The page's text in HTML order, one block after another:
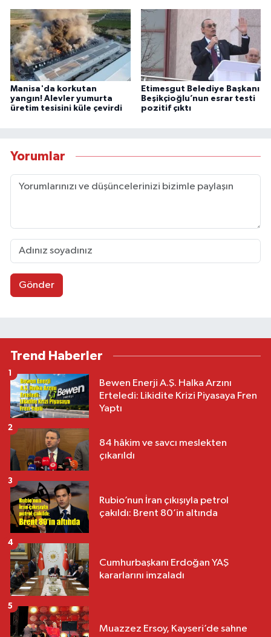
Manisa'da korkutan
yangın! Alevler yumurta
üretim tesisini küle çevirdi
Etimesgut Belediye Başkanı
Beşikçioğlu’nun esrar testi
pozitif çıktı
Yorumlar
Gönder
Trend Haberler
Bewen Enerji A.Ş. Halka Arzını
Erteledi: Likidite Krizi Piyasaya Fren
Yaptı
84 hâkim ve savcı meslekten
çıkarıldı
2
Rubio’nun İran çıkışıyla petrol
çakıldı: Brent 80’in altında
3
Cumhurbaşkanı Erdoğan YAŞ
kararlarını imzaladı
4
Muazzez Ersoy, Kayseri’de sahne
5